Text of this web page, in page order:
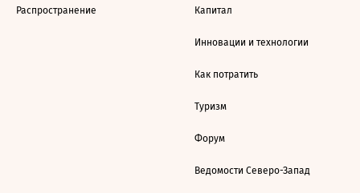
Распространение Капитал
Инновации и технологии
Как потратить
Туризм
Форум
Ведомости Северо-Запад